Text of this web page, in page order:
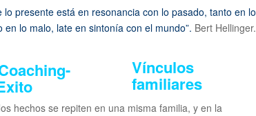
presente está en resonancia con lo pasado, tanto en lo
en lo malo, late en sintonía con el mundo”. Bert Hellinger.
Vínculos
familiares
hechos se repiten en una misma familia, y en la